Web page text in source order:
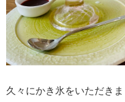
久々にかき氷をいただき